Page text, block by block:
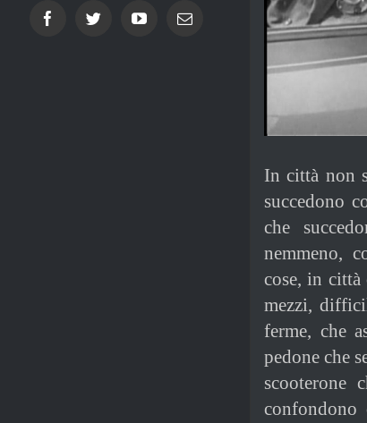
FacebookTwitterYouTubeEmail
In città non
succedono
che
nemmeno,
cose, in città
mezzi,
ferme, che
pedone che
scooterone
confondono